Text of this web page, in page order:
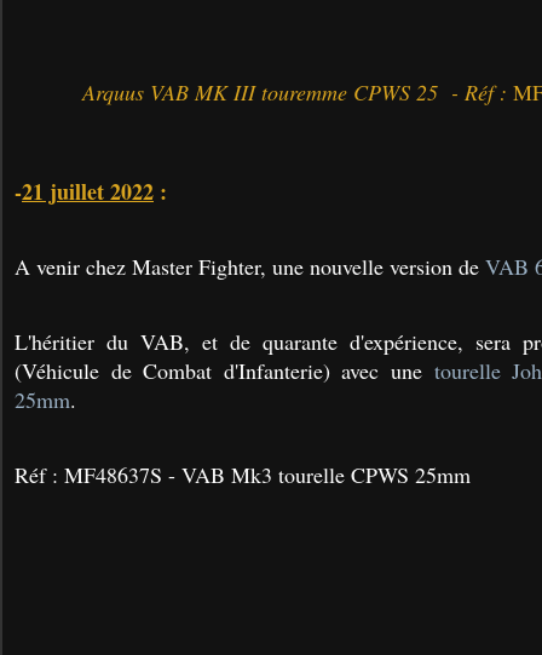
Arquus VAB MK III touremme CPWS 25 - Réf :
-21 juillet 2022 :
A venir chez Master Fighter, une nouvelle version de VAB
L'héritier du VAB, et de quarante d'expérience, sera
(Véhicule de Combat d'Infanterie) avec une tourelle
25mm.
Réf : MF48637S - VAB Mk3 tourelle CPWS 25mm